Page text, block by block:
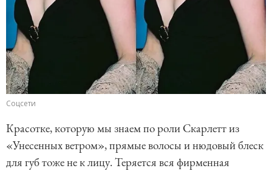
Соцсети
Красотке, которую мы знаем по роли Скарлетт из
«Унесенных ветром», прямые волосы и нюдовый блеск
для губ тоже не к лицу. Теряется вся фирменная